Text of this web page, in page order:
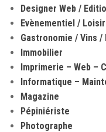
Designer Web /
Evènementiel /
Gastronomie / Vins
Immobilier
Imprimerie – Web –
Informatique –
Magazine
Pépiniériste
Photographe